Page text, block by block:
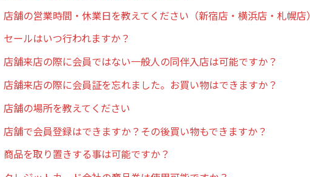
店舗の営業時間・休業日を教えてください（新宿店・横浜店・札幌店）
セールはいつ行われますか？
店舗来店の際に会員ではない一般人の同伴入店は可能ですか？
店舗来店の際に会員証を忘れました。お買い物はできますか？
店舗の場所を教えてください
店舗で会員登録はできますか？その後買い物もできますか？
商品を取り置きする事は可能ですか？